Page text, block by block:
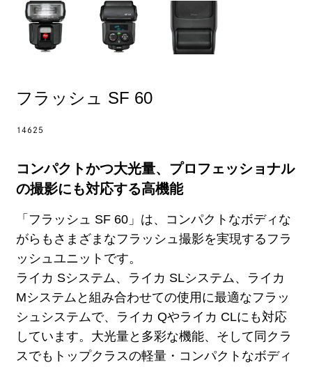
フラッシュ SF 60
14625
コンパクトかつ大光量、プロフェッショナル
の撮影にも対応する高機能
「フラッシュ SF 60」は、コンパクトなボディな
がらもさまざまなフラッシュ撮影を実現するフラ
ッシュユニットです。
ライカ Sシステム、ライカ SLシステム、ライカ
Mシステムと組み合わせての使用に最適なフラッ
シュシステムで、ライカ Qやライカ CLにも対応
しています。大光量と多彩な機能、そして同クラ
スでもトップクラスの軽量・コンパクトなボディ